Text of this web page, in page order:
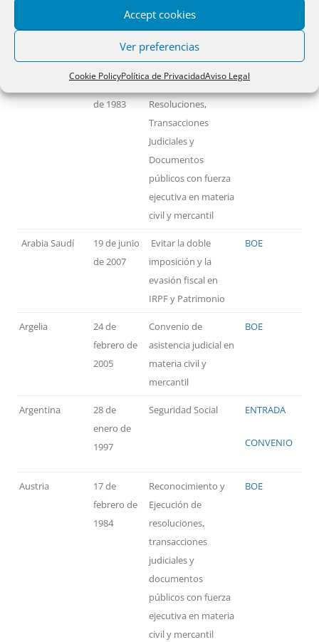
Accept cookies
Ver preferencias
Cookie PolicyPolítica de PrivacidadAviso Legal
de 1983
Resoluciones,
Transacciones
Judiciales y
Documentos
públicos con fuerza
ejecutiva en materia
civil y mercantil
Arabia Saudí
19 de junio
de 2007
Evitar la doble
imposición y la
evasión fiscal en
IRPF y Patrimonio
BOE
Argelia
24 de
febrero de
2005
Convenio de
asistencia judicial en
materia civil y
mercantil
BOE
Argentina
28 de
enero de
1997
Seguridad Social ENTRADA
CONVENIO
Austria
17 de
febrero de
1984
Reconocimiento y
Ejecución de
resoluciones,
transacciones
judiciales y
documentos
públicos con fuerza
ejecutiva en materia
civil y mercantil
BOE